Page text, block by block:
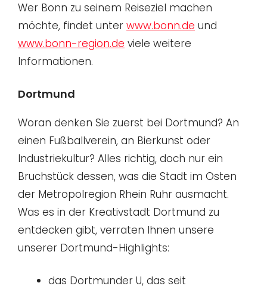
Wer Bonn zu seinem Reiseziel machen
möchte, findet unter www.bonn.de und
www.bonn-region.de viele weitere
Informationen.
Dortmund
Woran denken Sie zuerst bei Dortmund? An
einen Fußballverein, an Bierkunst oder
Industriekultur? Alles richtig, doch nur ein
Bruchstück dessen, was die Stadt im Osten
der Metropolregion Rhein Ruhr ausmacht.
Was es in der Kreativstadt Dortmund zu
entdecken gibt, verraten Ihnen unsere
unserer Dortmund-Highlights:
das Dortmunder U, das seit